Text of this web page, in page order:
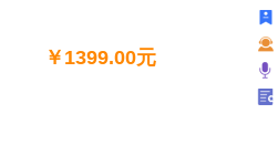
￥1399.00元